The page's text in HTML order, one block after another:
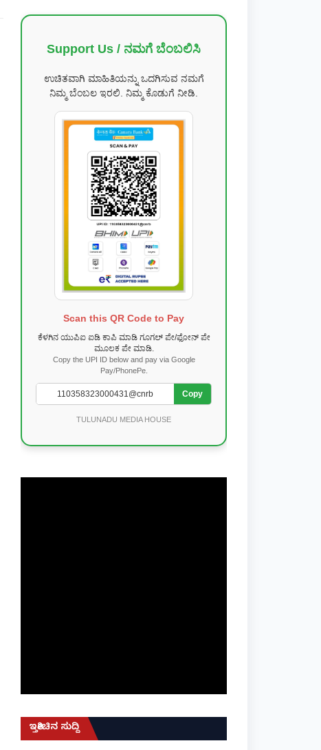
Support Us / ನಮಗೆ ಬೆಂಬಲಿಸಿ
ಉಚಿತವಾಗಿ ಮಾಹಿತಿಯನ್ನು ಒದಗಿಸುವ ನಮಗೆ
ನಿಮ್ಮ ಬೆಂಬಲ ಇರಲಿ. ನಿಮ್ಮ ಕೊಡುಗೆ ನೀಡಿ.
Scan this QR Code to Pay
ಕೆಳಗಿನ ಯುಪಿಐ ಐಡಿ ಕಾಪಿ ಮಾಡಿ ಗೂಗಲ್ ಪೇ/ಫೋನ್ ಪೇ
ಮೂಲಕ ಪೇ ಮಾಡಿ.
Copy the UPI ID below and pay via Google
Pay/PhonePe.
Copy
TULUNADU MEDIA HOUSE
ಇತ್ತೀಚಿನ ಸುದ್ದಿ